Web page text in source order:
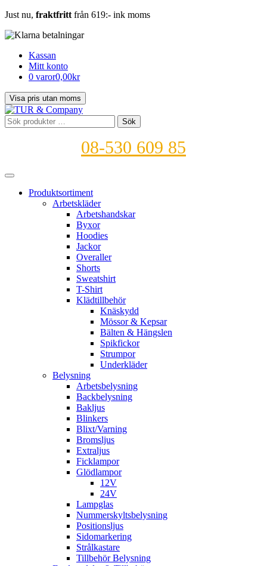
Just nu, fraktfritt från 619:- ink moms
Kassan
Mitt konto
0 varor0,00kr
Sök
efter:
Sök
08-530 609 85
Produktsortiment
Arbetskläder
Arbetshandskar
Byxor
Hoodies
Jackor
Overaller
Shorts
Sweatshirt
T-Shirt
Klädtillbehör
Knäskydd
Mössor & Kepsar
Bälten & Hängslen
Spikfickor
Strumpor
Underkläder
Belysning
Arbetsbelysning
Backbelysning
Bakljus
Blinkers
Blixt/Varning
Bromsljus
Extraljus
Ficklampor
Glödlampor
12V
24V
Lampglas
Nummerskyltsbelysning
Positionsljus
Sidomarkering
Strålkastare
Tillbehör Belysning